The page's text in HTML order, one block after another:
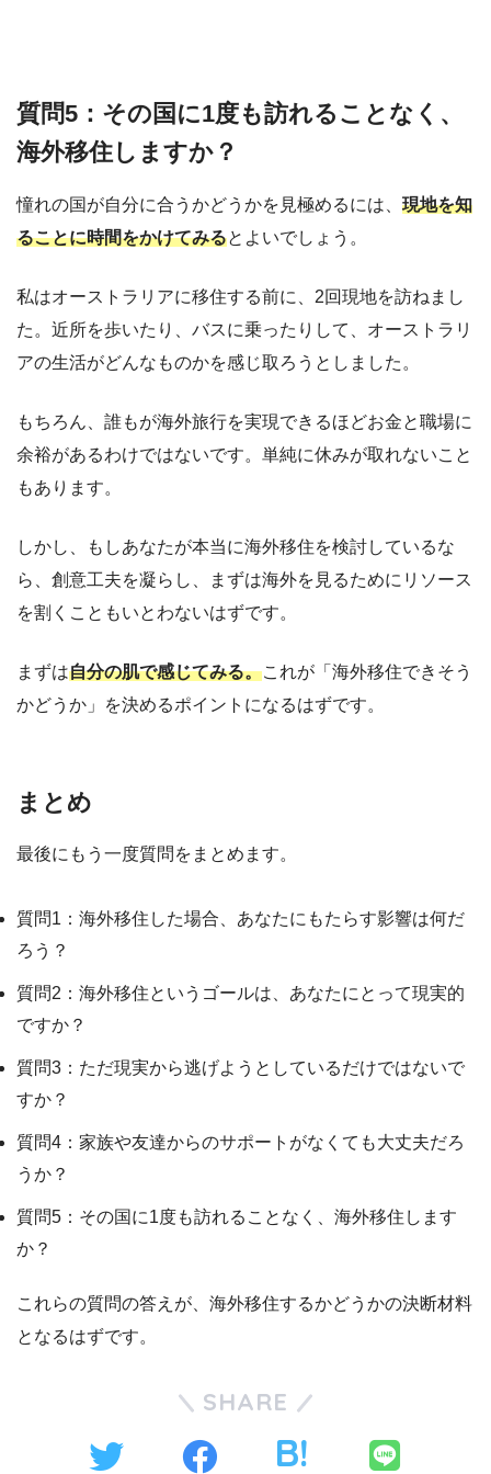
質問5：その国に1度も訪れることなく、
海外移住しますか？
憧れの国が自分に合うかどうかを見極めるには、 現地を知
ることに時間をかけてみるとよいでしょう。
私はオーストラリアに移住する前に、2回現地を訪ねまし
た。近所を歩いたり、バスに乗ったりして、オーストラリ
アの生活がどんなものかを感じ取ろうとしました。
もちろん、誰もが海外旅行を実現できるほどお金と職場に
余裕があるわけではないです。単純に休みが取れないこと
もあります。
しかし、もしあなたが本当に海外移住を検討しているな
ら、創意工夫を凝らし、まずは海外を見るためにリソース
を割くこともいとわないはずです。
まずは自分の肌で感じてみる。これが「海外移住できそう
かどうか」を決めるポイントになるはずです。
まとめ
最後にもう一度質問をまとめます。
質問1：海外移住した場合、あなたにもたらす影響は何だ
ろう？
質問2：海外移住というゴールは、あなたにとって現実的
ですか？
質問3：ただ現実から逃げようとしているだけではないで
すか？
質問4：家族や友達からのサポートがなくても大丈夫だろ
うか？
質問5：その国に1度も訪れることなく、海外移住します
か？
これらの質問の答えが、海外移住するかどうかの決断材料
となるはずです。
SHARE